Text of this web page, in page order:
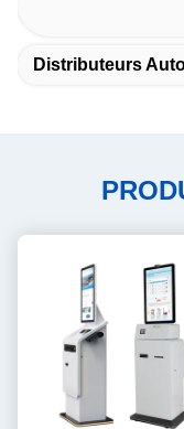
Distributeurs